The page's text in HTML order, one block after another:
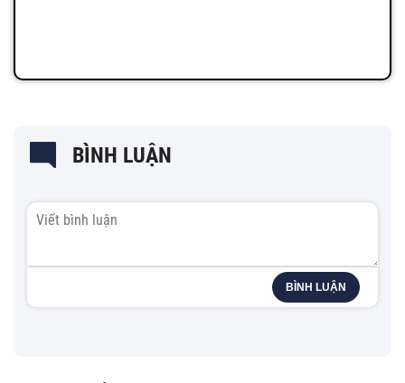
BÌNH LUẬN
BÌNH LUẬN